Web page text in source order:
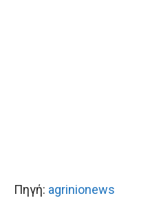
Πηγή: agrinionews